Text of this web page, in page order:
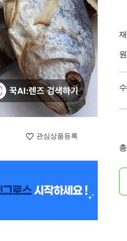
관심상품등록